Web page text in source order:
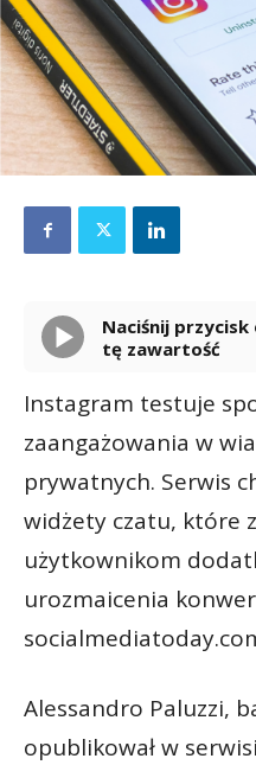
Naciśnij przycisk odtwarzania, aby odsłuchać
tę zawartość
Instagram testuje
zaangażowania w
prywatnych. Serwis
widżety czatu, które
użytkownikom
urozmaicenia
Alessandro Paluzzi,
opublikował w